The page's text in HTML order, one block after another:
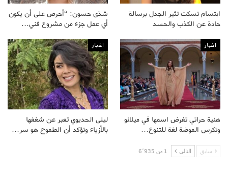
ابتسام تسكت تثير الجدل برسالة
حادة عن الكذب والحسد
شذى حسون: “أحرص على أن يكون
أي عمل جزء من مشروع فني…
اخبار
هنية حراتي تفرض اسمها في ميلانو
وتكرس الموضة لغة للتنوع…
اخبار
ليلى الحديوي تعبر عن شغفها
بالأزياء وتؤكد أن الطموح هو سر…
سابق التالى 1 من 6٬935